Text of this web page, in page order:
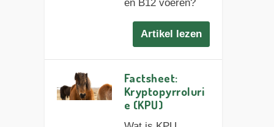
en B12 voeren?
Artikel lezen
Factsheet:
Kryptopyrroluri
e (KPU)